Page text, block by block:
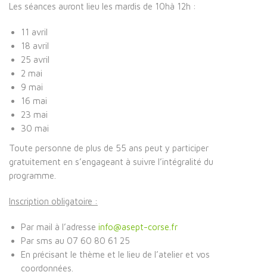
Les séances auront lieu les mardis de 10hà 12h :
11 avril
18 avril
25 avril
2 mai
9 mai
16 mai
23 mai
30 mai
Toute personne de plus de 55 ans peut y participer
gratuitement en s’engageant à suivre l’intégralité du
programme.
Inscription obligatoire :
Par mail à l’adresse info@asept-corse.fr
Par sms au 07 60 80 61 25
En précisant le thème et le lieu de l’atelier et vos
coordonnées.